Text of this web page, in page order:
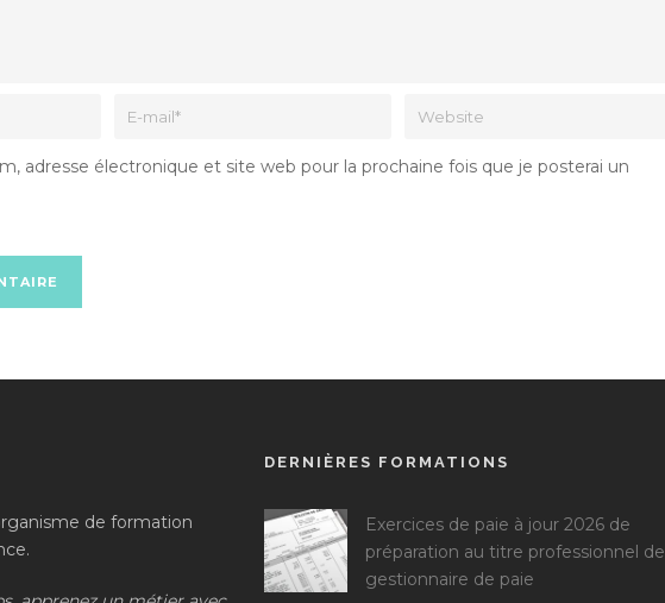
adresse électronique et site web pour la prochaine fois que je posterai un
de formation
DERNIÈRES FORMATIONS
Exercices de paie à jour 2026 de
préparation au titre professionnel de
gestionnaire de paie